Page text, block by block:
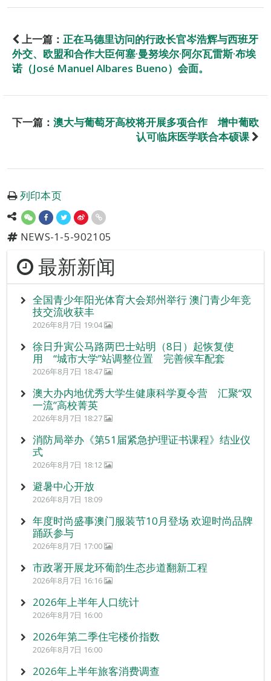
上一篇： 正在马德里访问的行政长官岑浩辉与西班牙
外交、欧盟和合作大臣何塞·曼努埃尔·阿尔瓦雷斯·布埃
诺（José Manuel Albares Bueno）会面。
下一篇： 澳大与葡萄牙高校将开展多项合作 增中葡欧
认可临床医学联合本硕课
列印本页
NEWS-1-5-902105
最新新闻
全国青少年阳光体育大会郑州举行 澳门青少年竞
技交流收获丰
2026年8月7日 19:04
徐日升寅公马路两巴士站明（8日）起恢复使
用 “城市大学”站调整位置 完善候车配套
2026年8月7日 18:47
澳大办内地优秀大学生健康科学夏令营 汇聚“双
一流”高校菁英
2026年8月7日 18:27
消防局举办《第51届紧急护理证书课程》结业仪
式
2026年8月7日 18:12
避暑中心开放
2026年8月7日 18:09
年度时尚盛事澳门服装节10月登场 欢迎时尚品牌
踊跃参与
2026年8月7日 17:00
市政署开展龙环葡韵生态步道翻新工程
2026年8月7日 16:16
2026年上半年人口统计
2026年8月7日 16:00
2026年第二季住宅楼价指数
2026年8月7日 16:00
2026年上半年旅客消费调查